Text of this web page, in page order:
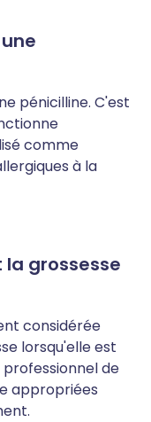
pénicilline. C'est
comme
à la
grossesse
considérée
lorsqu'elle est
de
appropriées